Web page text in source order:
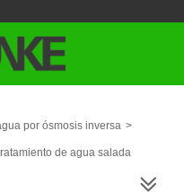
por ósmosis inversa >
de agua salada